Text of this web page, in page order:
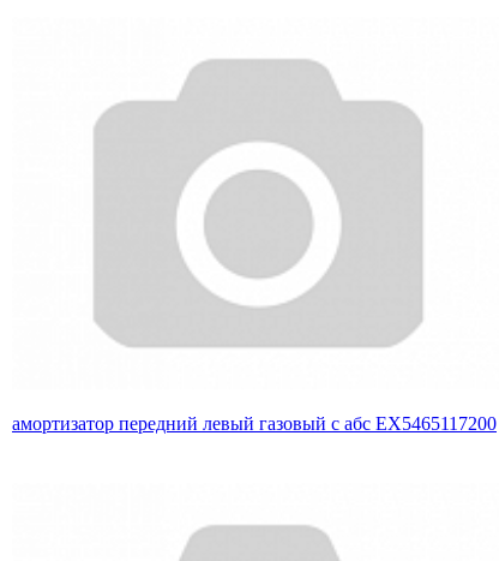
амортизатор передний левый газовый с абс EX5465117200